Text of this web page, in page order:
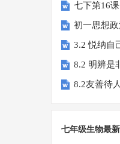
七下第16
初一思想
3.2 悦纳自
8.2 明辨是
8.2友善待
七年级生物最